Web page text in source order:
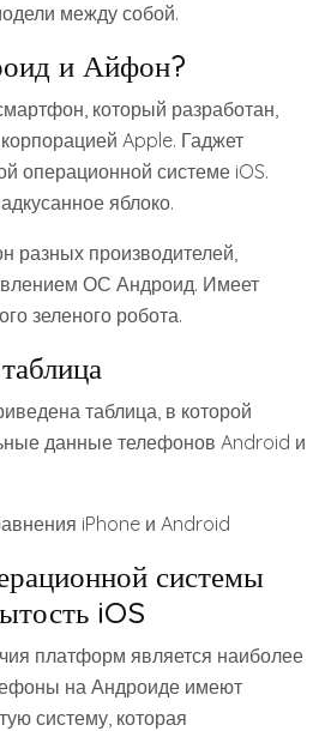
между собой.
и Айфон?
который разработан,
Apple. Гаджет
операционной системе iOS.
яблоко.
разных производителей,
ОС Андроид. Имеет
зеленого робота.
таблица, в которой
данные телефонов Android и
iPhone и Android
системы
iOS
платформ является наиболее
на Андроиде имеют
систему, которая